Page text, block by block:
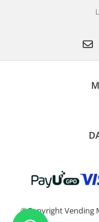
©Copyright Vending